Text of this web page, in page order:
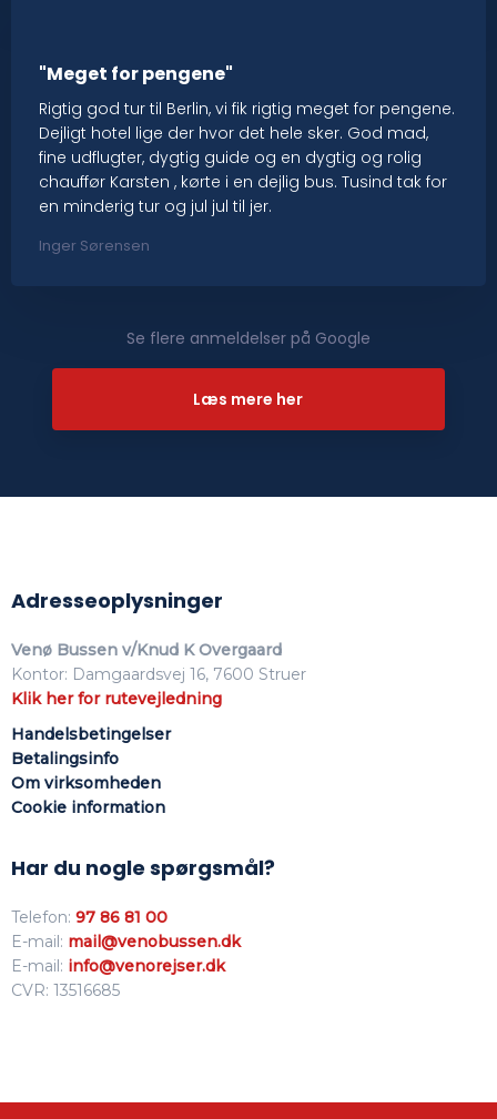
"Meget for pengene"
Rigtig god tur til Berlin, vi fik rigtig meget for pengene.
Dejligt hotel lige der hvor det hele sker. God mad,
fine udflugter, dygtig guide og en dygtig og rolig
chauffør Karsten , kørte i en dejlig bus. Tusind tak for
en minderig tur og jul jul til jer.
Inger Sørensen
Se flere anmeldelser på Google​
Læs mere her​
Adresseoplysninger
Venø Bussen v/Knud K Overgaard
Kontor: Damgaardsvej 16, 7600 Struer
Klik her for rutevejledning
Handelsbetingelser
Betalingsinfo
Om virksomhed​en
Cookie information
Har du nogle spørgsmål?
Telefon: 97 86 81 00
E-mail: mail@venobussen.dk
E-mail: info@venorejser.dk
CVR: 13516685